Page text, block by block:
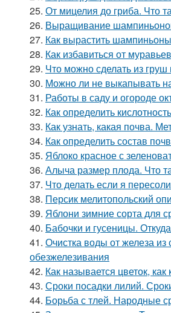
25. От мицелия до гриба. Что
26. Выращивание
27. Как вырастить
28. Как избавиться от
29. Что можно сделать из
30. Можно ли не выкапывать
31. Работы в саду и огороде
32. Как определить
33. Как узнать, какая почва.
34. Как определить состав
35. Яблоко красное с
36. Алыча размер плода. Что
37. Что делать если я
38. Персик мелитопольский
39. Яблони зимние сорта для
40. Бабочки и гусеницы.
41. Очистка воды от железа
обезжелезивания
42. Как называется цветок,
43. Сроки посадки лилий.
44. Борьба с тлей. Народные